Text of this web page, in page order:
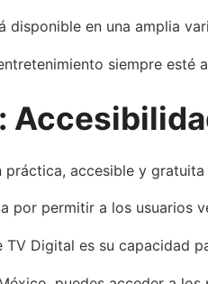
disponible en una amplia
siempre esté
práctica, accesible y
por permitir a los usuarios
Digital es su capacidad